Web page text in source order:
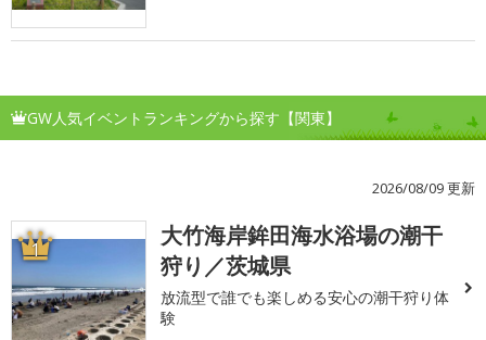
GW人気イベントランキングから探す【関東】
2026/08/09 更新
1
大竹海岸鉾田海水浴場の潮干
狩り／茨城県
放流型で誰でも楽しめる安心の潮干狩り体
験